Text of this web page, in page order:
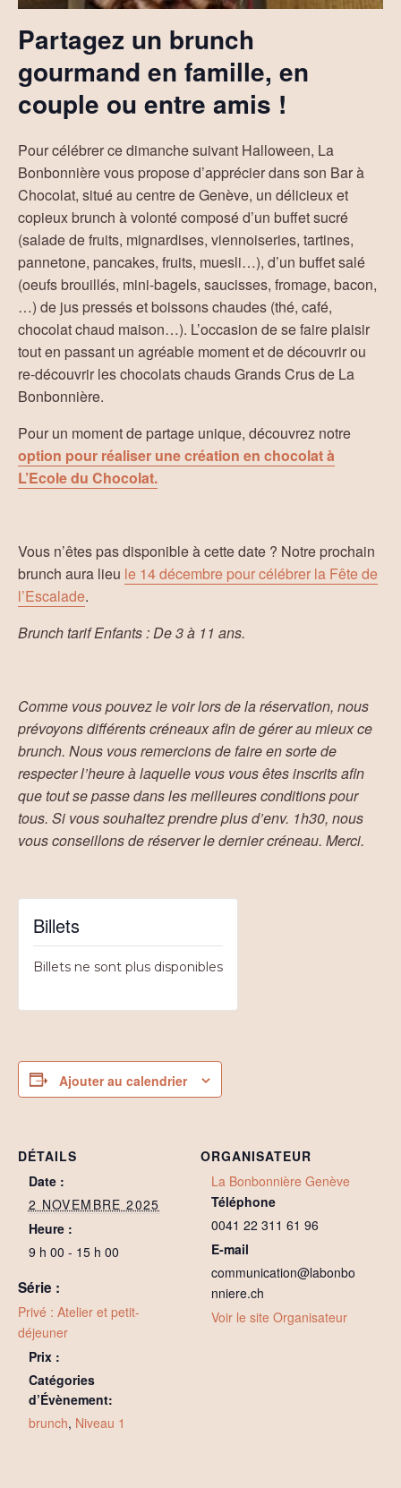
Partagez un brunch
gourmand en famille, en
couple ou entre amis !
Pour célébrer ce dimanche suivant Halloween, La
Bonbonnière vous propose d’apprécier dans son Bar à
Chocolat, situé au centre de Genève, un délicieux et
copieux brunch à volonté composé d’un buffet sucré
(salade de fruits, mignardises, viennoiseries, tartines,
pannetone, pancakes, fruits, muesli…), d’un buffet salé
(oeufs brouillés, mini-bagels, saucisses, fromage, bacon,
…) de jus pressés et boissons chaudes (thé, café,
chocolat chaud maison…). L’occasion de se faire plaisir
tout en passant un agréable moment et de découvrir ou
re-découvrir les chocolats chauds Grands Crus de La
Bonbonnière.
Pour un moment de partage unique, découvrez notre
option pour réaliser une création en chocolat à
L’Ecole du Chocolat.
Vous n’êtes pas disponible à cette date ? Notre prochain
brunch aura lieu le 14 décembre pour célébrer la Fête de
l’Escalade.
Brunch tarif Enfants : De 3 à 11 ans.
Comme vous pouvez le voir lors de la réservation, nous
prévoyons différents créneaux afin de gérer au mieux ce
brunch. Nous vous remercions de faire en sorte de
respecter l’heure à laquelle vous vous êtes inscrits afin
que tout se passe dans les meilleures conditions pour
tous. Si vous souhaitez prendre plus d’env. 1h30, nous
vous conseillons de réserver le dernier créneau. Merci.
Billets
Billets ne sont plus disponibles
Ajouter au calendrier
DÉTAILS
Date :
2 NOVEMBRE 2025
Heure :
9 h 00 - 15 h 00
Série :
Privé : Atelier et petit-
déjeuner
Prix :
Catégories
d’Évènement:
brunch, Niveau 1
ORGANISATEUR
La Bonbonnière Genève
Téléphone
0041 22 311 61 96
E-mail
communication@labonbo
nniere.ch
Voir le site Organisateur